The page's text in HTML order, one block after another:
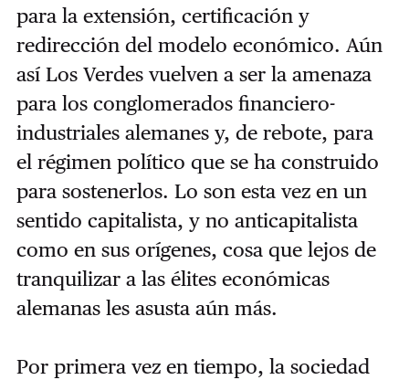
para la extensión, certificación y
redirección del modelo económico. Aún
así Los Verdes vuelven a ser la amenaza
para los conglomerados financiero-
industriales alemanes y, de rebote, para
el régimen político que se ha construido
para sostenerlos. Lo son esta vez en un
sentido capitalista, y no anticapitalista
como en sus orígenes, cosa que lejos de
tranquilizar a las élites económicas
alemanas les asusta aún más.
Por primera vez en tiempo, la sociedad